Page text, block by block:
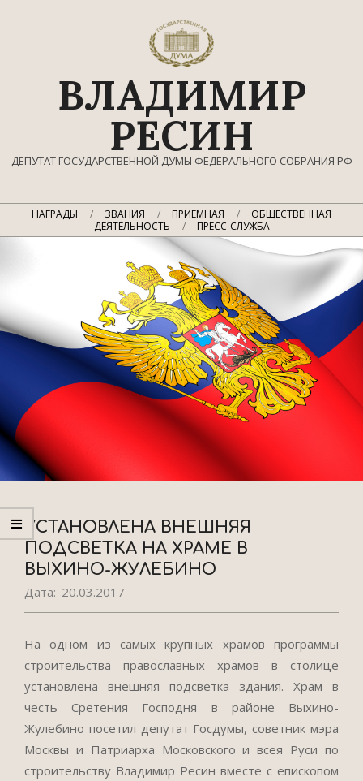
ВЛАДИМИР
РЕСИН
ДЕПУТАТ ГОСУДАРСТВЕННОЙ ДУМЫ ФЕДЕРАЛЬНОГО СОБРАНИЯ РФ
Главное
НАГРАДЫ ЗВАНИЯ ПРИЕМНАЯ
ОБЩЕСТВЕННАЯ
ДЕЯТЕЛЬНОСТЬ
ПРЕСС-СЛУЖБА
УСТАНОВЛЕНА ВНЕШНЯЯ
ПОДСВЕТКА НА ХРАМЕ В
ВЫХИНО-ЖУЛЕБИНО
Дата: 20.03.2017
На одном из самых крупных храмов программы
строительства православных храмов в столице
установлена внешняя подсветка здания. Храм в
честь Сретения Господня в районе Выхино-
Жулебино посетил депутат Госдумы, советник мэра
Москвы и Патриарха Московского и всея Руси по
строительству Владимир Ресин вместе с епископом